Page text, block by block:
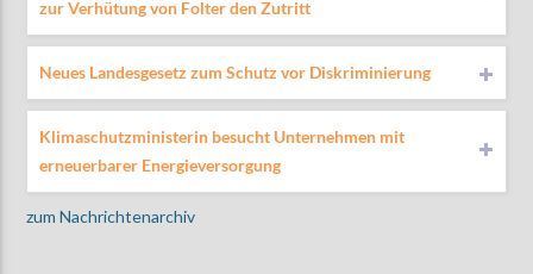
zur Verhütung von Folter den Zutritt
Neues Landesgesetz zum Schutz vor Diskriminierung
Klimaschutzministerin besucht Unternehmen mit
erneuerbarer Energieversorgung
zum Nachrichtenarchiv